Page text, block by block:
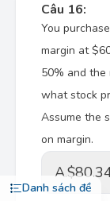
Danh sách đề
Câu 16:
You
margin at$
50% and the
what stock
Assume the
on margin.
A.